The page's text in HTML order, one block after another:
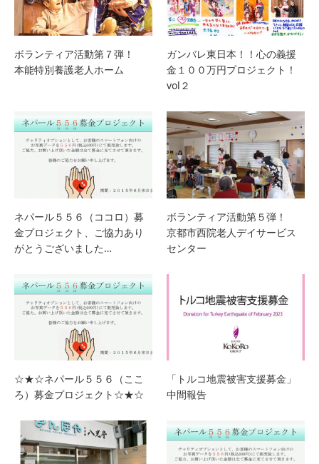
ボランティア活動第７弾！
本能特別養護老人ホーム
ガンバレ東日本！！心の義援
金１００万円プロジェクト！
vol２
ネパール５５６（ココロ）募
金プロジェクト、ご協力あり
がとうございました…
ボランティア活動第５弾！
京都市西院老人デイサービス
センター
☆★☆ネパール５５６（ここ
ろ）募金プロジェクト☆★☆
「トルコ地震被害支援募金」
中間報告